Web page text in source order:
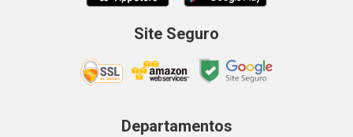
Site Seguro
Departamentos